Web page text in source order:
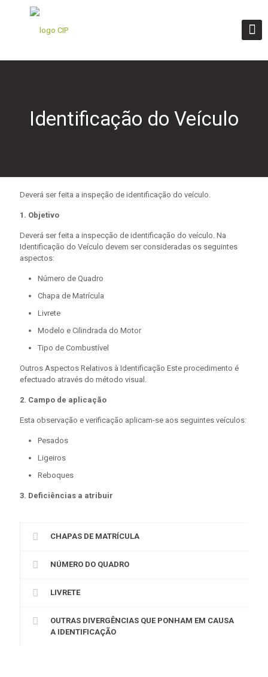
Identificação do Veículo
Deverá ser feita a inspeção de identificação do veículo.
1. Objetivo
Deverá ser feita a inspecção de identificação do veículo. Na
Identificação do Veículo devem ser consideradas os seguintes
aspectos:
Número de Quadro
Chapa de Matrícula
Livrete
Modelo e Cilindrada do Motor
Tipo de Combustível
Outros Aspectos Relativos à Identificação Este procedimento é
efectuado através do método visual.
2. Campo de aplicação
Esta observação e verificação aplicam-se aos seguintes veículos:
Pesados
Ligeiros
Reboques
3. Deficiências a atribuir
CHAPAS DE MATRÍCULA
NÚMERO DO QUADRO
LIVRETE
OUTRAS DIVERGÊNCIAS QUE PONHAM EM CAUSA
A IDENTIFICAÇÃO